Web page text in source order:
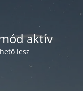
aktív
lesz